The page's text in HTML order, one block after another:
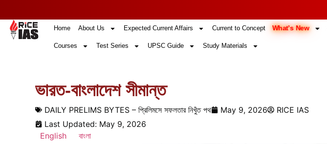
Home About Us Expected Current Affairs Current to Concept What’s New
Courses Test Series UPSC Guide Study Materials
ভারত-বাংলাদেশ সীমান্ত
DAILY PRELIMS BYTES – প্রিলিমসে সফলতার নিখুঁত পথ May 9, 2026
RICE IAS
Last Updated: May 9, 2026
English
বাংলা